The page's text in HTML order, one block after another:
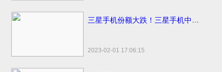
三星手机份额大跌！三星手机中国市场份额变化国内仅剩3%
2023-02-01 17:06:15